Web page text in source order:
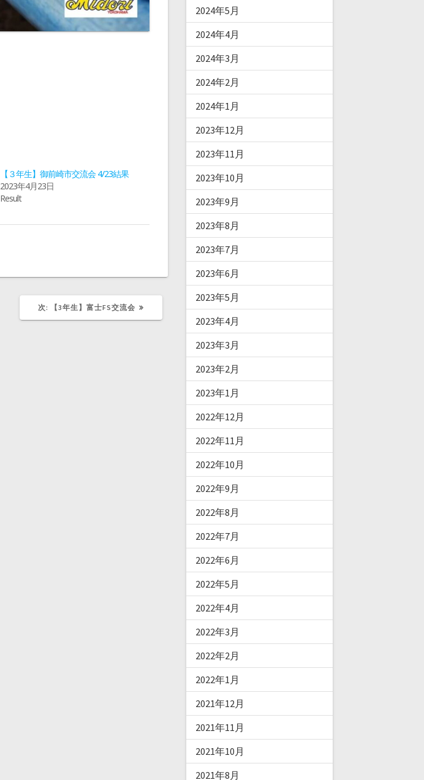
【３年生】御前崎市交流会 4/23結果
2023年4月23日
Result
次:
次【3年生】富士FS交流会
2024年5月
2024年4月
2024年3月
2024年2月
2024年1月
2023年12月
2023年11月
2023年10月
2023年9月
2023年8月
2023年7月
2023年6月
2023年5月
2023年4月
2023年3月
2023年2月
2023年1月
2022年12月
2022年11月
2022年10月
2022年9月
2022年8月
2022年7月
2022年6月
2022年5月
2022年4月
2022年3月
2022年2月
2022年1月
2021年12月
2021年11月
2021年10月
2021年8月